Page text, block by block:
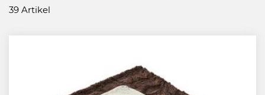
39 Artikel